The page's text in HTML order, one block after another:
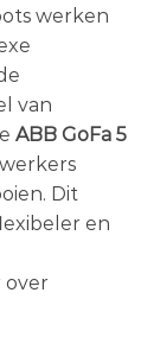
werken
van
ABB GoFa 5
Dit
en
over